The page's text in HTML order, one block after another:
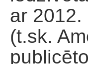
ar
(t.sk.